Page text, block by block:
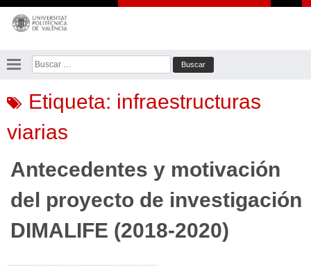
Saltar
contenido
Buscar:
Etiqueta: infraestructuras
viarias
Antecedentes y motivación
del proyecto de investigación
DIMALIFE (2018-2020)